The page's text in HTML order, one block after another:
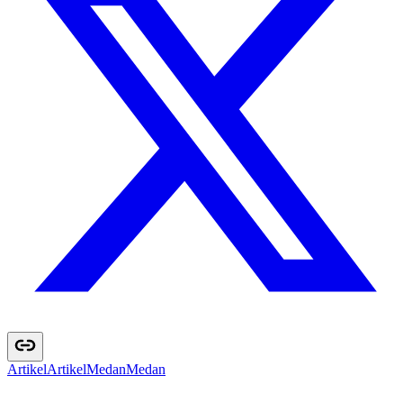
ArtikelArtikelMedanMedan